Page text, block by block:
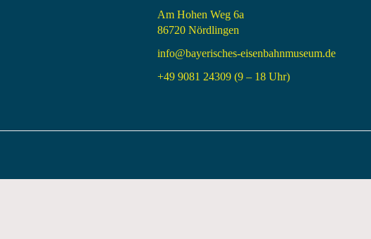
Am Hohen Weg 6a
86720 Nördlingen
info@bayerisches-eisenbahnmuseum.de
+49 9081 24309 (9 – 18 Uhr)